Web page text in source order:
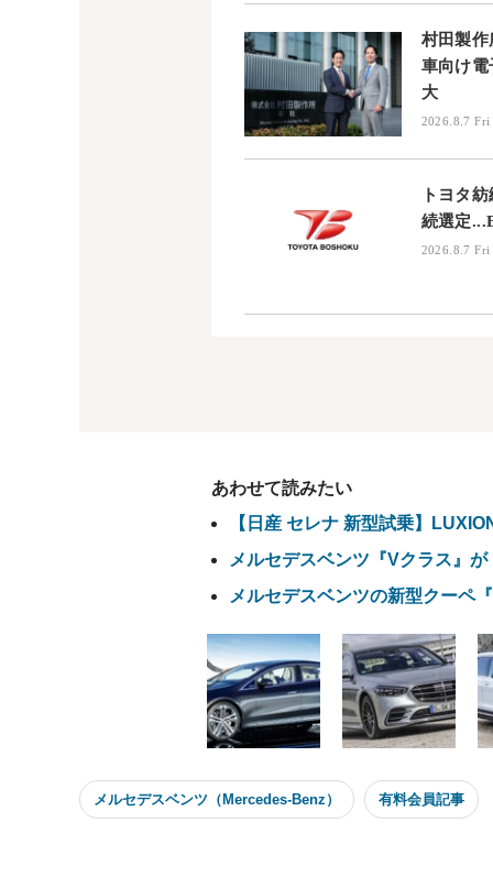
村田製作
車向け
大
2026.8.7 Fri
トヨタ
続選定
2026.8.7 Fri
あわせて読みたい
【日産 セレナ 新型試乗】
メルセデスベンツ『Vクラス』
メルセデスベンツの新型クーペ
メルセデスベンツ（Mercedes-Benz） 有料会員記事